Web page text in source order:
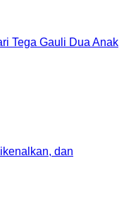
Tega Gauli Dua Anak
dan